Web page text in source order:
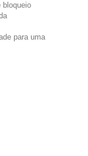
bloqueio
para uma